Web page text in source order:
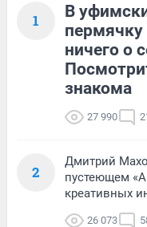
1
В
пермячку
ничего о
знакома
27 990
2
Дмитрий
пустеющем
креативных
26 073